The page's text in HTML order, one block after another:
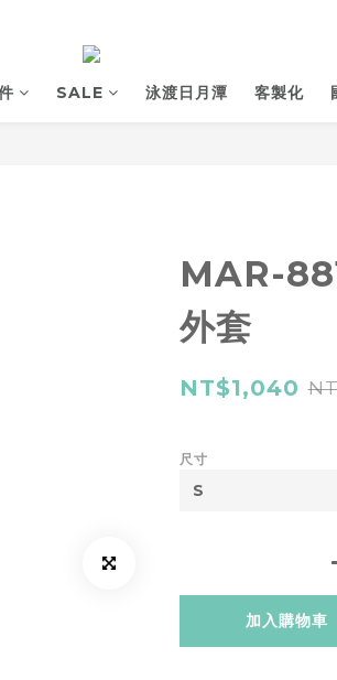
SALE 泳渡日月潭 客製化
MAR-
外套
NT$1,040
尺寸
加入購物車